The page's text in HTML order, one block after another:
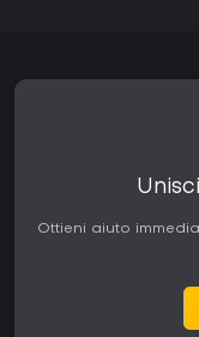
Ottieni aiuto